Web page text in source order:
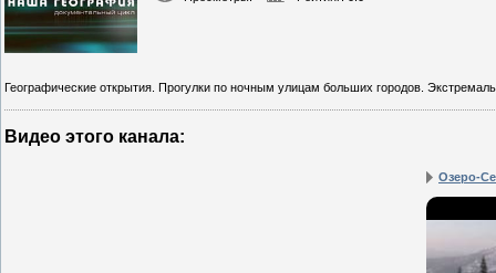
Географические открытия. Прогулки по ночным улицам больших городов.
Видео этого канала:
Озеро-